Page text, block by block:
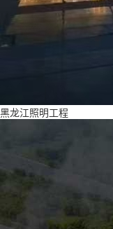
黑龙江照明工程